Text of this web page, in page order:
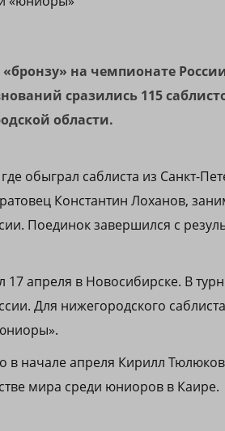
на чемпионате
сразились 115
области.
обыграл саблиста из Санкт-
Константин Лоханов,
Поединок завершился с
апреля в Новосибирске. В
Для нижегородского
в начале апреля Кирилл Тюлюков
мира среди юниоров в Каире.